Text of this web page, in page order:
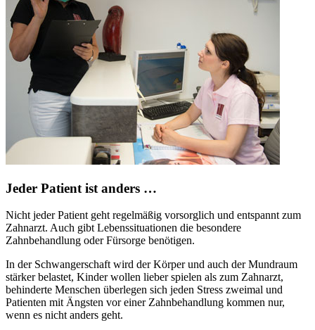
Jeder Patient ist anders …
Nicht jeder Patient geht regelmäßig vorsorglich und entspannt zum
Zahnarzt. Auch gibt Lebenssituationen die besondere
Zahnbehandlung oder Fürsorge benötigen.
In der Schwangerschaft wird der Körper und auch der Mundraum
stärker belastet, Kinder wollen lieber spielen als zum Zahnarzt,
behinderte Menschen überlegen sich jeden Stress zweimal und
Patienten mit Ängsten vor einer Zahnbehandlung kommen nur,
wenn es nicht anders geht.